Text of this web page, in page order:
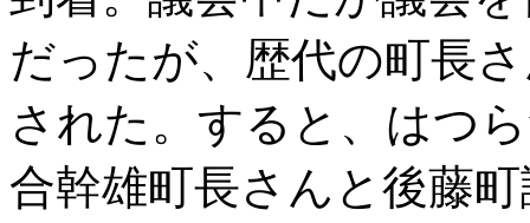
だったが、歴代の町長
された。すると、はつ
合幹雄町長さんと後藤